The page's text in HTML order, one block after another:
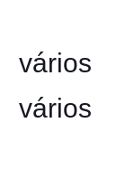
vários